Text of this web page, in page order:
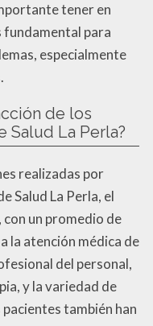
tener en
fundamental para
especialmente
de los
Salud La Perla?
realizadas por
Salud La Perla, el
un promedio de
la atención médica de
del personal,
y la variedad de
también han